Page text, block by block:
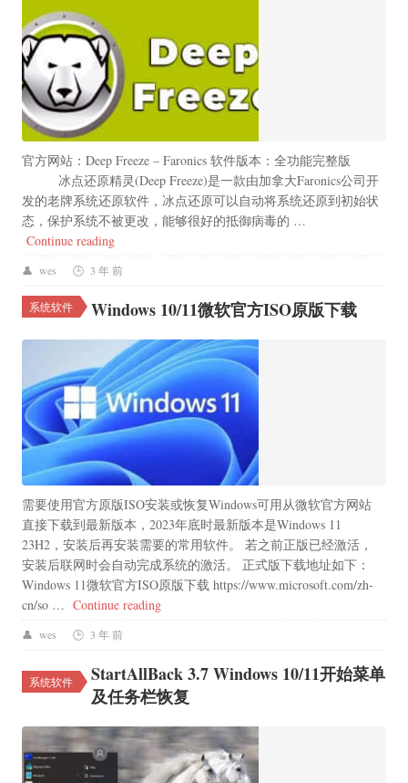
官方网站：Deep Freeze – Faronics 软件版本：全功能完整版
冰点还原精灵(Deep Freeze)是一款由加拿大Faronics公司开
发的老牌系统还原软件，冰点还原可以自动将系统还原到初始状
态，保护系统不被更改，能够很好的抵御病毒的 …
Continue reading“冰点还原 Deep Freeze 8.71.020.5734”
wes 3 年 前
系统软件 Windows 10/11微软官方ISO原版下载
需要使用官方原版ISO安装或恢复Windows可用从微软官方网站
直接下载到最新版本，2023年底时最新版本是Windows 11
23H2，安装后再安装需要的常用软件。 若之前正版已经激活，
安装后联网时会自动完成系统的激活。 正式版下载地址如下：
Windows 11微软官方ISO原版下载 https://www.microsoft.com/zh-
cn/so … Continue reading“Windows 10/11微软官方ISO原版下载”
wes 3 年 前
系统软件
StartAllBack 3.7 Windows 10/11开始菜单
及任务栏恢复